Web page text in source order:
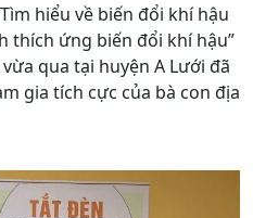
hiểu về biến đổi khí hậu
thích ứng biến đổi khí hậu”
qua tại huyện A Lưới đã
gia tích cực của bà con địa